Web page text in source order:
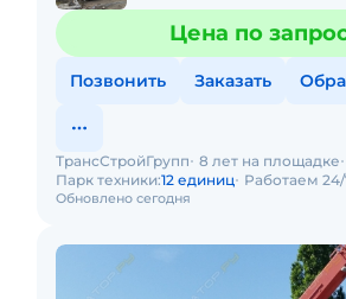
Цена по
Позвонить Заказать
Обновлено сегодня
ТрансСтройГрупп 8 лет на площадке
Парк техники:12 единиц Работаем